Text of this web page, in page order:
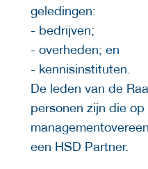
geledingen:
- bedrijven;
- overheden; en
- kennisinstituten.
De leden van de
personen zijn die
een HSD Partner.